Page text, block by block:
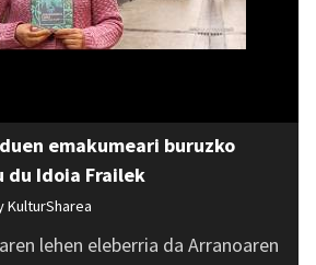
emakumeari buruzko
Idoia Frailek
KulturSharea
lehen eleberria da Arranoaren